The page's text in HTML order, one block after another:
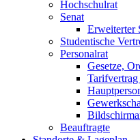
Hochschulrat
Senat
Erweiterter
Studentische
Personalrat
Gesetze,
Beauftragte